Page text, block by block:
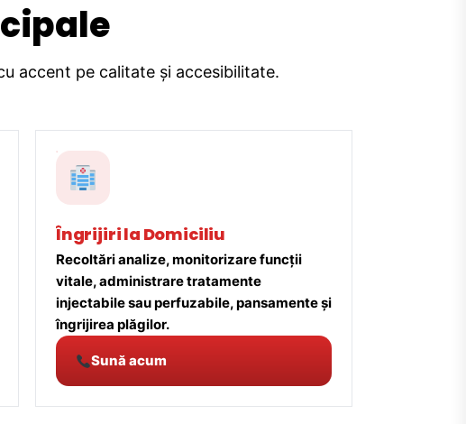
accent pe calitate și accesibilitate.
Îngrijiri la Domiciliu
Recoltări analize, monitorizare funcții
vitale, administrare tratamente
injectabile sau perfuzabile, pansamente și
îngrijirea plăgilor.
Sună acum